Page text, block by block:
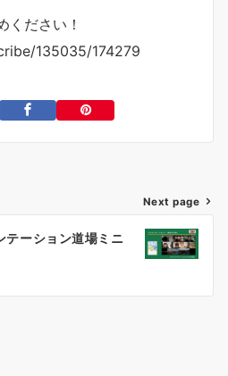
ください！
135035/174279
Next page
ーション道場ミニ